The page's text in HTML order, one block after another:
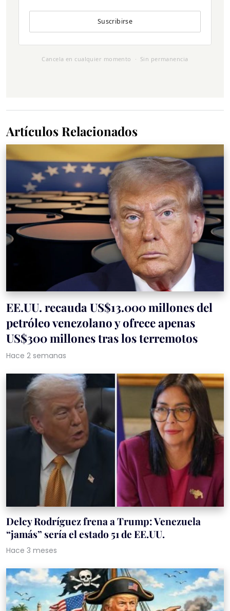
Suscribirse
Cancela en cualquier momento · Sin permanencia
Artículos Relacionados
EE.UU. recauda US$13.000 millones del
petróleo venezolano y ofrece apenas
US$300 millones tras los terremotos
Hace 2 semanas
Delcy Rodríguez frena a Trump: Venezuela
“jamás” sería el estado 51 de EE.UU.
Hace 3 meses